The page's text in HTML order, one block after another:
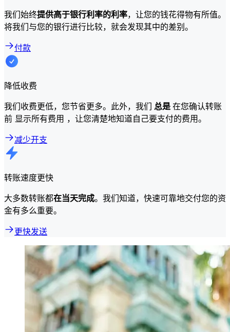
我们始终提供高于银行利率的利率，让您的钱花得物有所值。
将我们与您的银行进行比较，就会发现其中的差别。
付款
降低收费
我们收费更低，您节省更多。此外，我们 总是在您确认转账
前 显示所有费用 ，让您清楚地知道自己要支付的费用。
减少开支
转账速度更快
大多数转账都在当天完成。我们知道，快速可靠地交付您的资
金有多么重要。
更快发送